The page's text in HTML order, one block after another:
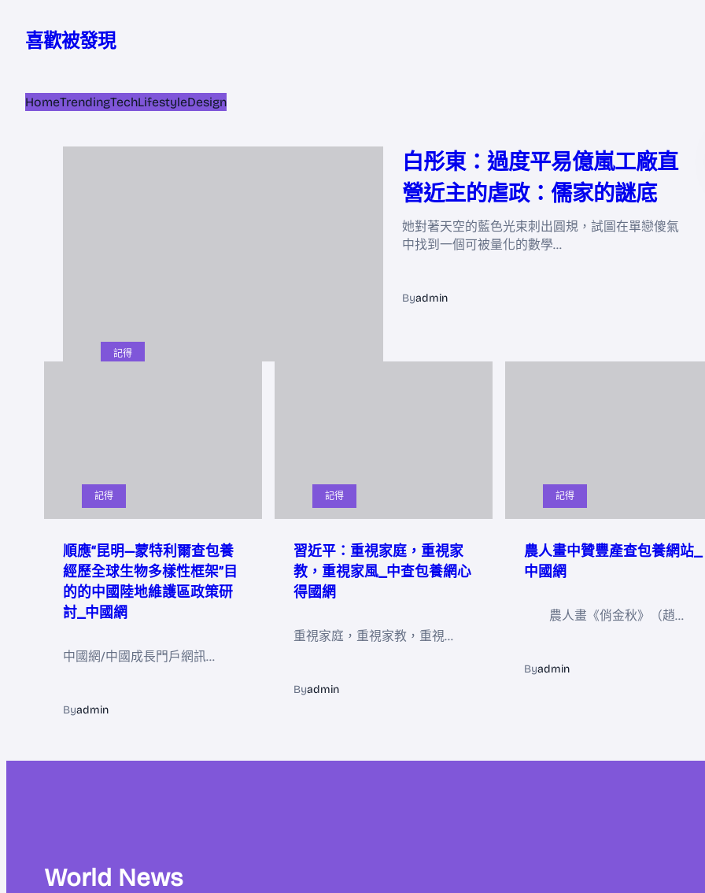
喜歡被發現
HomeTrendingTechLifestyleDesign
記得
白彤東：過度平易億嵐工廠直
營近主的虐政：儒家的謎底
她對著天空的藍色光束刺出圓規，試圖在單戀傻氣
中找到一個可被量化的數學…
Byadmin
記得
順應“昆明—蒙特利爾查包養
經歷全球生物多樣性框架”目
的的中國陸地維護區政策研
討_中國網
中國網/中國成長門戶網訊…
Byadmin
記得
習近平：重視家庭，重視家
教，重視家風_中查包養網心
得國網
重視家庭，重視家教，重視…
Byadmin
記得
農人畫中贊豐產查包養網站_
中國網
農人畫《俏金秋》（趙…
Byadmin
World News